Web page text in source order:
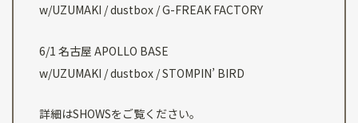
w/UZUMAKI / dustbox / G-FREAK FACTORY
6/1 名古屋 APOLLO BASE
w/UZUMAKI / dustbox / STOMPIN’ BIRD
詳細はSHOWSをご覧ください。